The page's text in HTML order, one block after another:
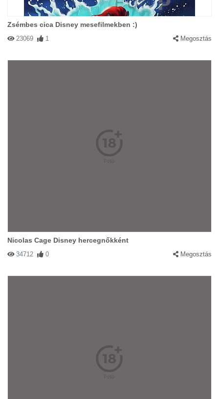
Zsémbes cica Disney mesefilmekben :)
23069 1 Megosztás
Nicolas Cage Disney hercegnőkként
34712 0 Megosztás